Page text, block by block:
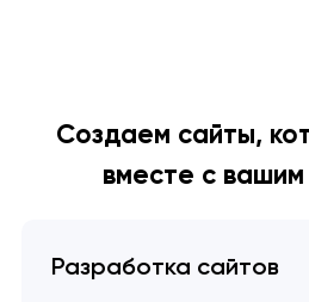
Создаем сайты,
вместе с
Разработка сайтов